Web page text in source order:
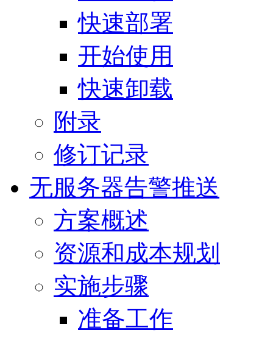
快速部署
开始使用
快速卸载
附录
修订记录
无服务器告警推送
方案概述
资源和成本规划
实施步骤
准备工作